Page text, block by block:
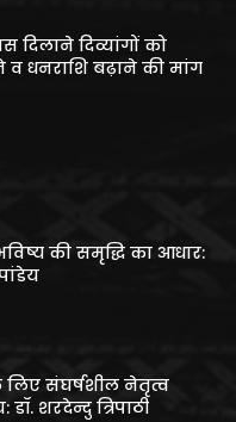
दिलाने दिव्यांगों को
व धनराशि बढ़ाने की मांग
की समृद्धि का आधार:
लिए संघर्षशील नेतृत्व
शरदेन्दु त्रिपाठी